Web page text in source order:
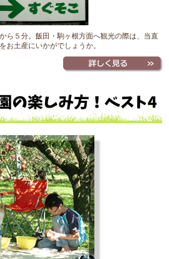
ら５分。飯田・駒ヶ根方面へ観光の際は、当直
お土産にいかがでしょうか。